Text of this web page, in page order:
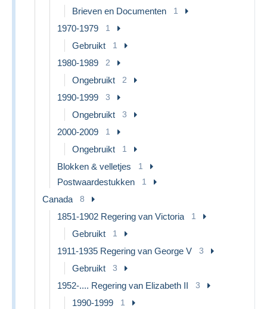
Brieven en Documenten 1
1970-1979 1
Gebruikt 1
1980-1989 2
Ongebruikt 2
1990-1999 3
Ongebruikt 3
2000-2009 1
Ongebruikt 1
Blokken & velletjes 1
Postwaardestukken 1
Canada 8
1851-1902 Regering van Victoria 1
Gebruikt 1
1911-1935 Regering van George V 3
Gebruikt 3
1952-.... Regering van Elizabeth II 3
1990-1999 1